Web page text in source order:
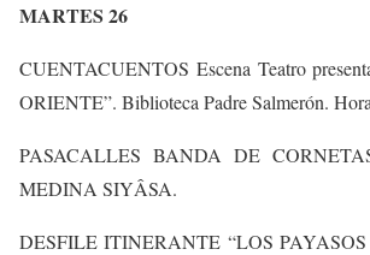
MARTES 26
CUENTACUENTOS Escena Teatro
ORIENTE”. Biblioteca Padre Salmerón.
PASACALLES BANDA DE
MEDINA SIYÂSA.
DESFILE ITINERANTE “LOS